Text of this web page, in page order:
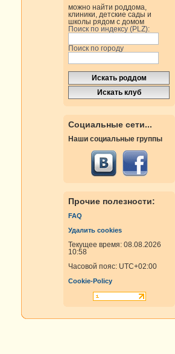
можно найти роддома,
клиники, детские сады и
школы рядом с домом
Поиск по индексу (PLZ):
Поиск по городу
Социальные сети...
Наши социальные группы
Прочие полезности:
FAQ
Удалить cookies
Текущее время: 08.08.2026
10:58
Часовой пояс: UTC+02:00
Cookie-Policy